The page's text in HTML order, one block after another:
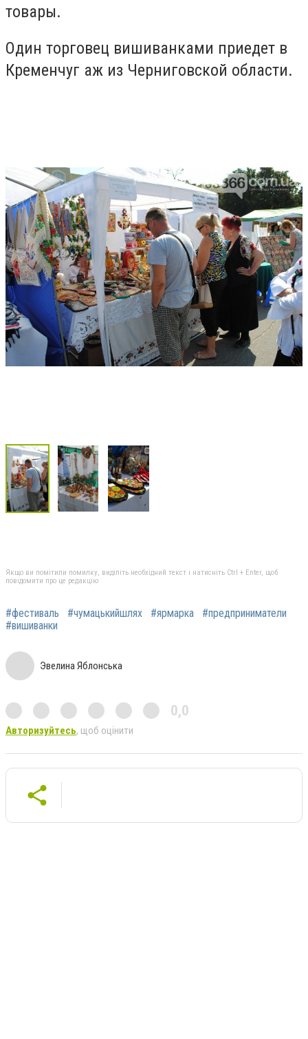
товары.
Один торговец вишиванками приедет в
Кременчуг аж из Черниговской области.
Якщо ви помітили помилку, виділіть необхідний текст і натисніть Ctrl + Enter, щоб
повідомити про це редакцію
#фестиваль #чумацькийшлях #ярмарка
#предприниматели
#вишиванки
Эвелина Яблонська
0,0
Авторизуйтесь, щоб оцінити